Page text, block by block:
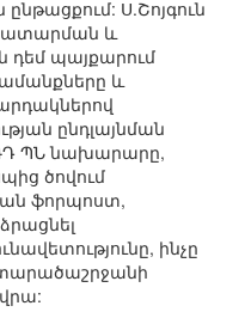
Ս.Շոյգուն
կատարման և
դեմ պայքարում
և
ընդլայնման
ՊՆ նախարարը,
ծովում
ֆորպոստ,
ինչը